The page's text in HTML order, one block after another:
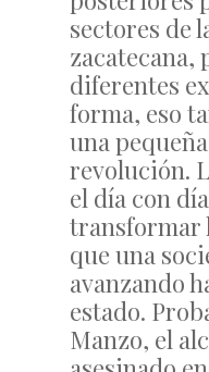
sectores de
zacatecana,
diferentes
forma, eso
una
revolución.
el día con
transformar
que una
avanzando
estado.
Manzo, el